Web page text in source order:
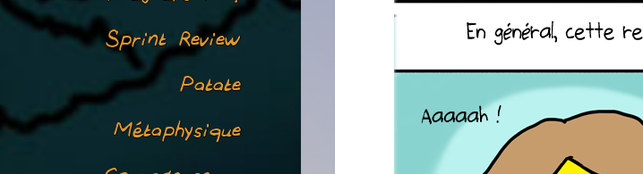
Sprint Review
Patate
Métaphysique